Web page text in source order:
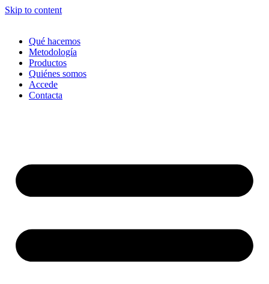
Skip to content
Qué hacemos
Metodología
Productos
Quiénes somos
Accede
Contacta